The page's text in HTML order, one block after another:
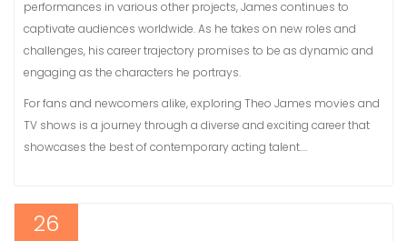
performances in various other projects, James continues to
captivate audiences worldwide. As he takes on new roles and
challenges, his career trajectory promises to be as dynamic and
engaging as the characters he portrays.
For fans and newcomers alike, exploring Theo James movies and
TV shows is a journey through a diverse and exciting career that
showcases the best of contemporary acting talent.…
26